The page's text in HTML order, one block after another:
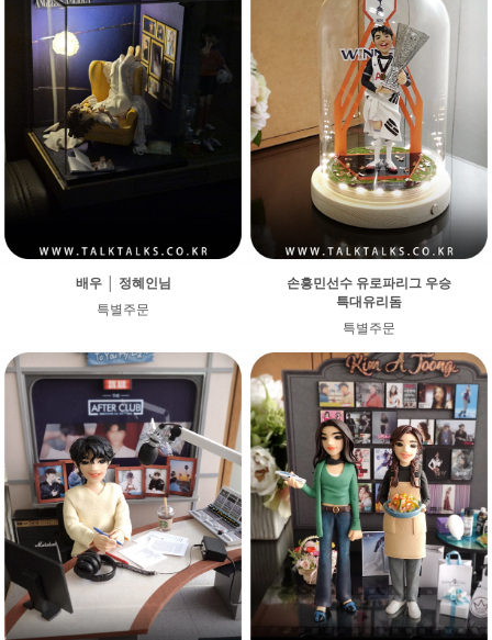
배우 │ 정혜인님
특별주문
손흥민선수 유로파리그 우승
특대유리돔
특별주문